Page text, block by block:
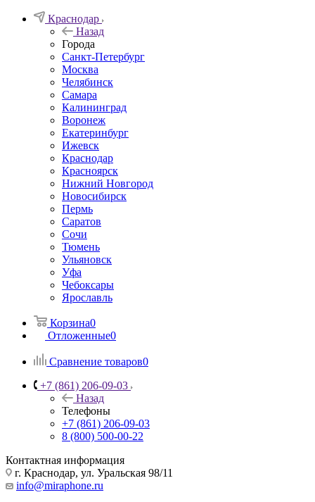
Краснодар
Назад
Города
Санкт-Петербург
Москва
Челябинск
Самара
Калининград
Воронеж
Екатеринбург
Ижевск
Краснодар
Красноярск
Нижний Новгород
Новосибирск
Пермь
Саратов
Сочи
Тюмень
Ульяновск
Уфа
Чебоксары
Ярославль
Корзина0
Отложенные0
Сравнение товаров0
+7 (861) 206-09-03
Назад
Телефоны
+7 (861) 206-09-03
8 (800) 500-00-22
Контактная информация
г. Краснодар, ул. Уральская 98/11
info@miraphone.ru